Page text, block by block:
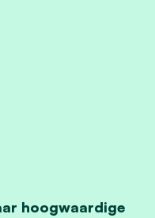
hoogwaardige